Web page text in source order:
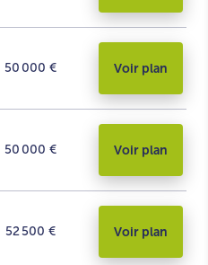
50 000 € Voir plan
50 000 € Voir plan
52 500 € Voir plan